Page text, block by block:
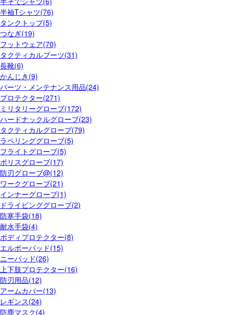
半袖Tシャツ(76)
タンクトップ(5)
つなぎ(19)
フットウェア(70)
タクティカルブーツ(31)
長靴(6)
かんじき(9)
パーツ・メンテナンス用品(24)
プロテクター(271)
ミリタリーグローブ(172)
ハードナックルグローブ(23)
タクティカルグローブ(79)
ラペリンググローブ(5)
フライトグローブ(5)
ポリスグローブ(17)
防刃グローブ@(12)
ワークグローブ(21)
インナーグローブ(1)
ドライビンググローブ(2)
防寒手袋(18)
耐水手袋(4)
ボディプロテクター(8)
エルボーパッド(15)
ニーパッド(26)
上下肢プロテクター(16)
防刃用品(12)
アームカバー(13)
レギンス(24)
防塵マスク(4)